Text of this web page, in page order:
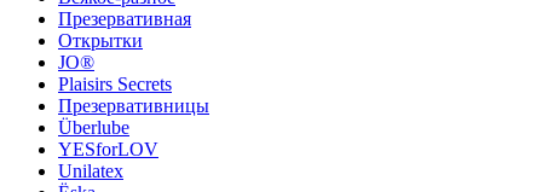
Презервативная
Открытки
JO®
Plaisirs Secrets
Презервативницы
Überlube
YESforLOV
Unilatex